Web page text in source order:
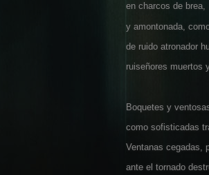
en charcos de brea,
y amontonada,
de ruido atronador
ruiseñores muertos
Boquetes y
como sofisticadas
Ventanas cegadas,
ante el tornado